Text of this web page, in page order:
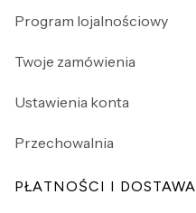
Program lojalnościowy
Twoje zamówienia
Ustawienia konta
Przechowalnia
PŁATNOŚCI I DOSTAWA